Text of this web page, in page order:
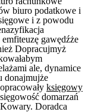
biuro podatkowe i
i z powodu
gawędźże
Dopracujmyż
ale, dynamice
donajmujże
księgowy
domarzań
Doradca